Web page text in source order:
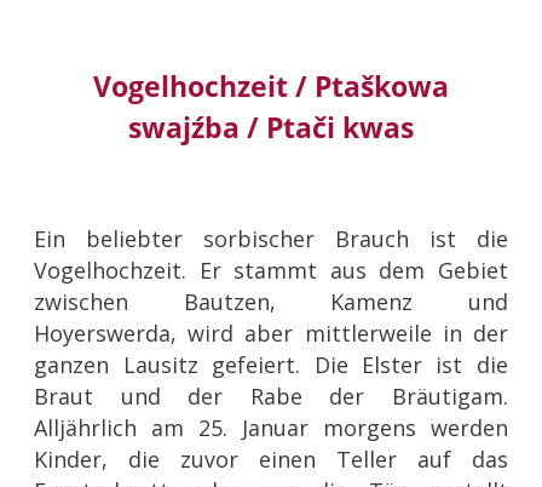
Vogelhochzeit / Ptaškowa
swajźba / Ptači kwas
Ein beliebter sorbischer Brauch ist die
Vogelhochzeit. Er stammt aus dem Gebiet
zwischen Bautzen, Kamenz und
Hoyerswerda, wird aber mittlerweile in der
ganzen Lausitz gefeiert. Die Elster ist die
Braut und der Rabe der Bräutigam.
Alljährlich am 25. Januar morgens werden
Kinder, die zuvor einen Teller auf das